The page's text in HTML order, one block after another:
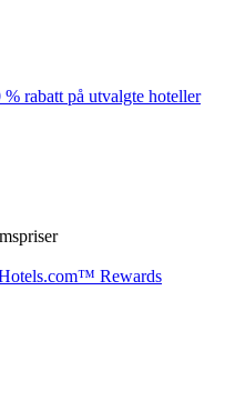
rabatt på utvalgte hoteller
Rewards